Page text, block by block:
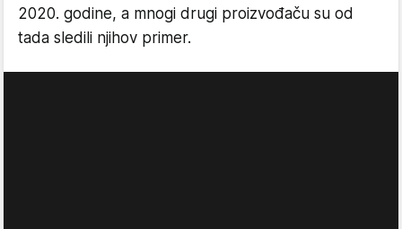
2020. godine, a mnogi drugi proizvođaču su od
tada sledili njihov primer.